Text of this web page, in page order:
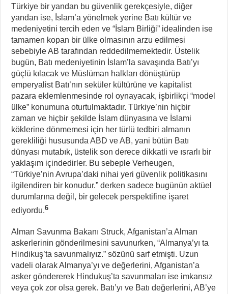
Türkiye bir yandan bu güvenlik gerekçesiyle, diğer
yandan ise, İslam’a yönelmek yerine Batı kültür ve
medeniyetini tercih eden ve “İslam Birliği” idealinden ise
tamamen kopan bir ülke olmasının arzu edilmesi
sebebiyle AB tarafından reddedilmemektedir. Üstelik
bugün, Batı medeniyetinin İslam’la savaşında Batı’yı
güçlü kılacak ve Müslüman halkları dönüştürüp
emperyalist Batı’nın seküler kültürüne ve kapitalist
pazara eklemlenmesinde rol oynayacak, işbirlikçi “model
ülke” konumuna oturtulmaktadır. Türkiye’nin hiçbir
zaman ve hiçbir şekilde İslam dünyasına ve İslami
köklerine dönmemesi için her türlü tedbiri almanın
gerekliliği hususunda ABD ve AB, yani bütün Batı
dünyası mutabık, üstelik son derece dikkatli ve ısrarlı bir
yaklaşım içindedirler. Bu sebeple Verheugen,
“Türkiye’nin Avrupa’daki nihai yeri güvenlik politikasını
ilgilendiren bir konudur.” derken sadece bugünün aktüel
durumlarına değil, bir gelecek perspektifine işaret
ediyordu.6
Alman Savunma Bakanı Struck, Afganistan’a Alman
askerlerinin gönderilmesini savunurken, “Almanya’yı ta
Hindikuş’ta savunmalıyız.” sözünü sarf etmişti. Uzun
vadeli olarak Almanya’yı ve değerlerini, Afganistan’a
asker göndererek Hindukuş’ta savunmaları ise imkansız
veya çok zor olsa gerek. Batı’yı ve Batı değerlerini, AB’ye